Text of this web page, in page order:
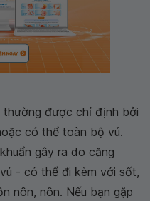
thường được chỉ định bởi
có thể toàn bộ vú.
gây ra do căng
- có thể đi kèm với sốt,
nôn, nôn. Nếu bạn gặp